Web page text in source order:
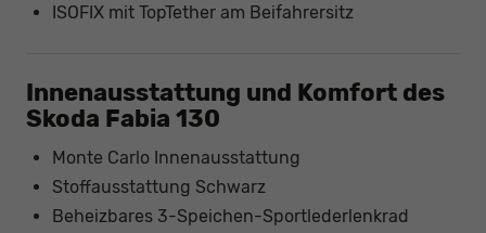
ISOFIX mit TopTether am Beifahrersitz
Innenausstattung und Komfort des
Skoda Fabia 130
Monte Carlo Innenausstattung
Stoffausstattung Schwarz
Beheizbares 3-Speichen-Sportlederlenkrad